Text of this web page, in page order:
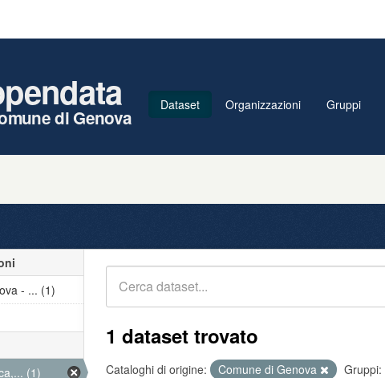
di Genova
Dataset Organizzazioni Gruppi
1 dataset trovato
Cataloghi di origine: Comune di Genova
Gruppi:
- ... (1)
(1)